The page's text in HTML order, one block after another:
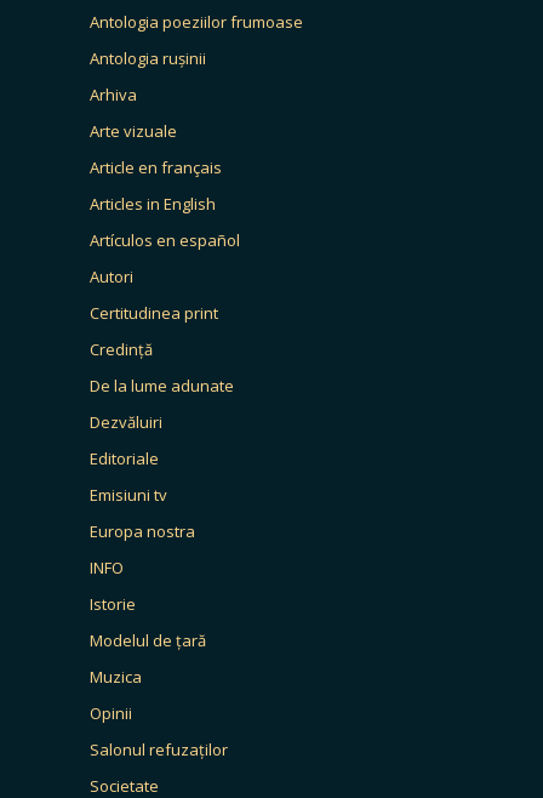
Antologia poeziilor frumoase
Antologia rușinii
Arhiva
Arte vizuale
Article en français
Articles in English
Artículos en español
Autori
Certitudinea print
Credință
De la lume adunate
Dezvăluiri
Editoriale
Emisiuni tv
Europa nostra
INFO
Istorie
Modelul de țară
Muzica
Opinii
Salonul refuzaților
Societate